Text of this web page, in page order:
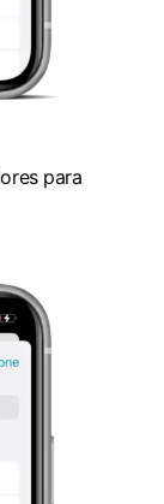
para